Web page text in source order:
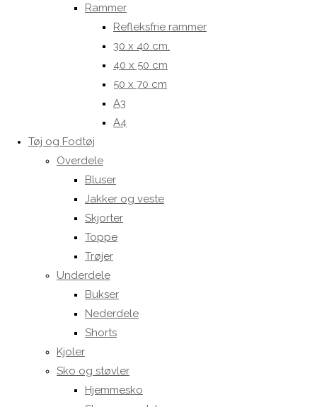
Rammer
Refleksfrie rammer
30 x 40 cm.
40 x 50 cm
50 x 70 cm
A3
A4
Tøj og Fodtøj
Overdele
Bluser
Jakker og veste
Skjorter
Toppe
Trøjer
Underdele
Bukser
Nederdele
Shorts
Kjoler
Sko og støvler
Hjemmesko